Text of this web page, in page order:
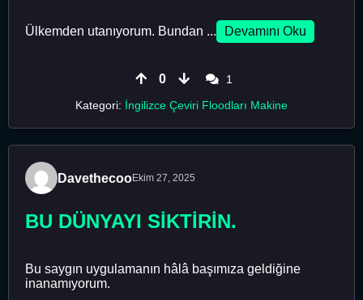
Ülkemden utanıyorum. Bundan ... Devamını Oku
0
1
Kategori: İngilizce Çeviri Floodları Makine
DavethecooEkim 27, 2025
BU DÜNYAYI SİKTİRİN.
Bu saygın uygulamanın hâlâ başımıza geldiğine
inanamıyorum.